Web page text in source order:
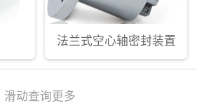
法兰式空心轴密封装置
滑动查询更多